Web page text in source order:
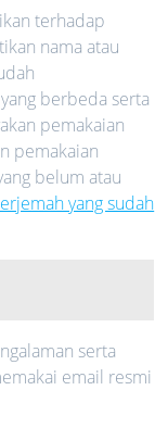
terhadap
nama atau
berbeda serta
pemakaian
pemakaian
belum atau
yang sudah
serta
email resmi